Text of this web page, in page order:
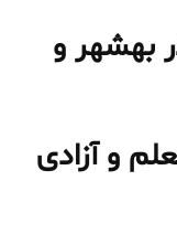
بهشهر و
و آزادی